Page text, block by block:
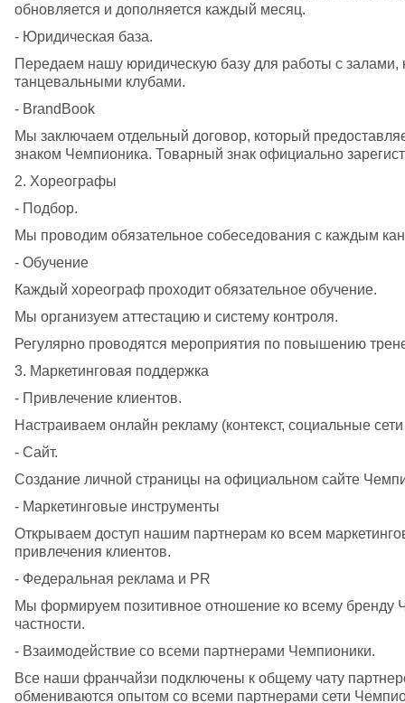
обновляется и дополняется каждый месяц.
- Юридическая база.
Передаем нашу юридическую базу для работы с залами,
танцевальными клубами.
- BrandBook
Мы заключаем отдельный договор, который
знаком Чемпионика. Товарный знак официально
2. Хореографы
- Подбор.
Мы проводим обязательное собеседования с каждым
- Обучение
Каждый хореограф проходит обязательное обучение.
Мы организуем аттестацию и систему контроля.
Регулярно проводятся мероприятия по повышению
3. Маркетинговая поддержка
- Привлечение клиентов.
Настраиваем онлайн рекламу (контекст, социальные
- Сайт.
Создание личной страницы на официальном сайте
- Маркетинговые инструменты
Открываем доступ нашим партнерам ко всем
привлечения клиентов.
- Федеральная реклама и PR
Мы формируем позитивное отношение ко всему бренду
частности.
- Взаимодействие со всеми партнерами Чемпионики.
Все наши франчайзи подключены к общему чату
обмениваются опытом со всеми партнерами сети